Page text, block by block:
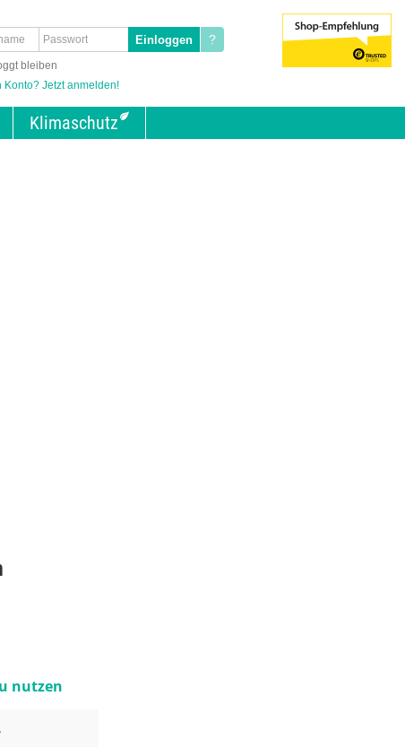
?
bleiben
Konto? Jetzt anmelden!
Klimaschutz
nutzen